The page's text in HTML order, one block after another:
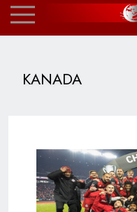
KANADA